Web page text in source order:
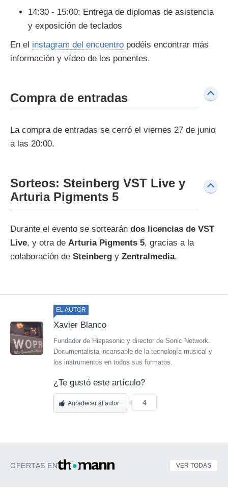
14:30 - 15:00: Entrega de diplomas de asistencia
y exposición de teclados
En el instagram del encuentro podéis encontrar más
información y vídeo de los ponentes.
Compra de entradas
La compra de entradas se cerró el viernes 27 de junio
a las 20:00.
Sorteos: Steinberg VST Live y
Arturia Pigments 5
Durante el evento se sortearán dos licencias de VST
Live, y otra de Arturia Pigments 5, gracias a la
colaboración de Steinberg y Zentralmedia.
EL AUTOR
Xavier Blanco
Fundador de Hispasonic y director de Sonic Network.
Documentalista incansable de la tecnología musical y
los instrumentos en todos sus formatos.
¿Te gustó este artículo?
Agradecer al autor 4
OFERTAS EN VER TODAS